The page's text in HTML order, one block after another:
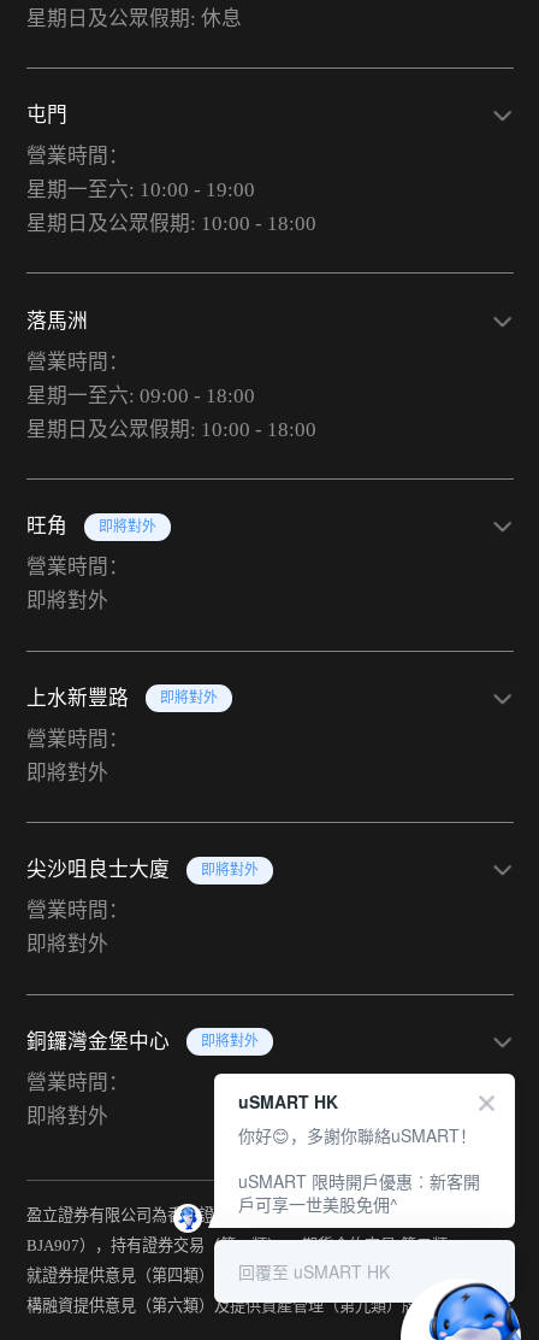
星期日及公眾假期: 休息
屯門
營業時間：
星期一至六: 10:00 - 19:00
星期日及公眾假期: 10:00 - 18:00
落馬洲
營業時間：
星期一至六: 09:00 - 18:00
星期日及公眾假期: 10:00 - 18:00
旺角 即將對外
營業時間：
即將對外
上水新豐路 即將對外
營業時間：
即將對外
尖沙咀良士大廈 即將對外
營業時間：
即將對外
銅鑼灣金堡中心 即將對外
營業時間：
即將對外
盈立證券有限公司為香港證監會持牌法團（中央編號：
BJA907），持有證券交易（第一類） 、期貨合約交易(第二類) 、
就證券提供意見（第四類） 、就期貨合約提供意見(第五類) 、就機
構融資提供意見（第六類）及提供資產管理（第九類）牌照。
uSMART HK
你好😊，多謝你聯絡uSMART！
uSMART 限時開戶優惠︰新客開
戶可享一世美股免佣^
回覆至 uSMART HK